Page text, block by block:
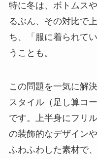
特に冬は、ボトムス
るぶん、その対比で
ち、「服に着られて
うことも。
この問題を一気に解
スタイル（足し算コ
です。上半身にフリ
の装飾的なデザイン
ふわふわした素材で